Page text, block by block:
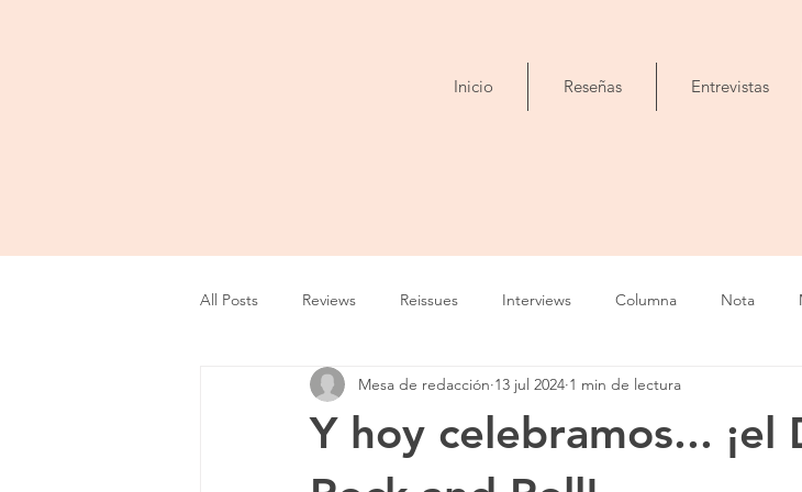
Inicio Reseñas Entrevistas
All Posts Reviews Reissues Interviews Columna Nota
Entrevista Show Tour Cine Foto Exposición
Cobertura Playlist Evento
Y hoy celebramos... ¡el
Mesa de redacción 13 jul 2024 1 min de lectura